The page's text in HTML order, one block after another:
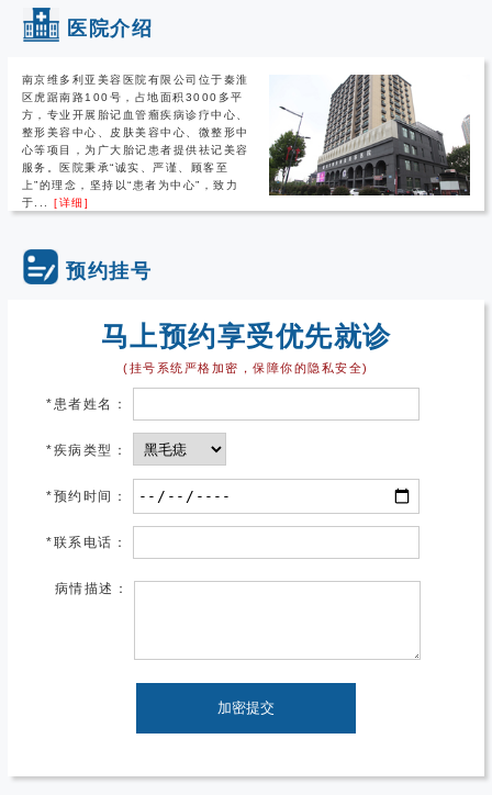
医院介绍
南京维多利亚美容医院有限公司位于秦淮
区虎踞南路100号，占地面积3000多平
方，专业开展胎记血管瘤疾病诊疗中心、
整形美容中心、皮肤美容中心、微整形中
心等项目，为广大胎记患者提供祛记美容
服务。医院秉承“诚实、严谨、顾客至
上”的理念，坚持以“患者为中心”，致力
于...[详细]
预约挂号
马上预约享受优先就诊
(挂号系统严格加密，保障你的隐私安全)
*患者姓名：
*疾病类型：
*预约时间：
*联系电话：
病情描述：
加密提交